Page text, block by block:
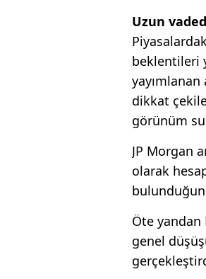
Uzun
beklentileri
dikkat
görünüm
JP Morgan
olarak
Öte yandan
genel